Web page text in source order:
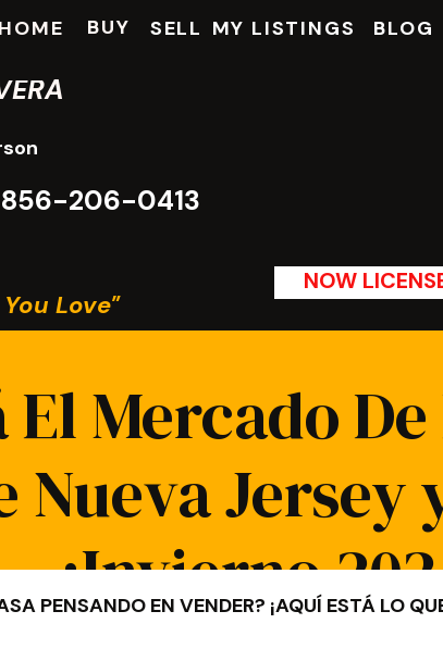
BLOG
MY LISTINGS
SELL
BUY
HOME
Love"
206-0413
NOW
El Mercado
Nueva
– ¡Invierno
PENSANDO EN VENDER? ¡AQUÍ ESTÁ LO